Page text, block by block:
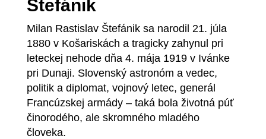
Štefánik
Milan Rastislav Štefánik sa narodil 21. júla
1880 v Košariskách a tragicky zahynul pri
leteckej nehode dňa 4. mája 1919 v Ivánke
pri Dunaji. Slovenský astronóm a vedec,
politik a diplomat, vojnový letec, generál
Francúzskej armády – taká bola životná púť
činorodého, ale skromného mladého
človeka.